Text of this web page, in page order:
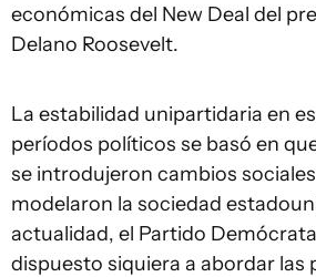
económicas del New Deal del
Delano Roosevelt.
La estabilidad unipartidaria en
períodos políticos se basó en
se introdujeron cambios
modelaron la sociedad
actualidad, el Partido
dispuesto siquiera a abordar las